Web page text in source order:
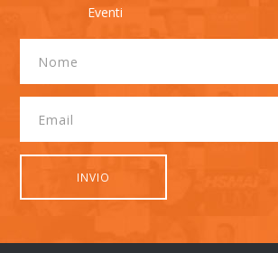
Eventi